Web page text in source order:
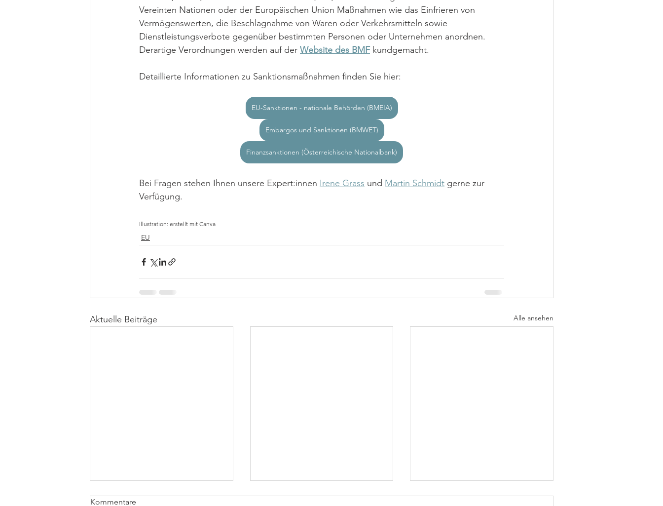
Vereinten Nationen oder der Europäischen Union Maßnahmen wie das Einfrieren von
Vermögenswerten, die Beschlagnahme von Waren oder Verkehrsmitteln sowie
Dienstleistungsverbote gegenüber bestimmten Personen oder Unternehmen anordnen.
Derartige Verordnungen werden auf der Website des BMF kundgemacht.
Detaillierte Informationen zu Sanktionsmaßnahmen finden Sie hier:
EU-Sanktionen - nationale Behörden (BMEIA)
Embargos und Sanktionen (BMWET)
Finanzsanktionen (Österreichische Nationalbank)
Bei Fragen stehen Ihnen unsere Expert:innen Irene Grass und Martin Schmidt gerne zur
Verfügung.
Illustration: erstellt mit Canva
EU
Aktuelle Beiträge Alle ansehen
Kommentare